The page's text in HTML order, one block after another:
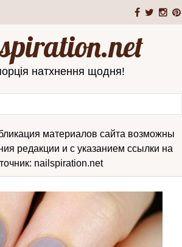
натхнення щодня!
материалов сайта возможны
редакции и с указанием ссылки на
nailspiration.net